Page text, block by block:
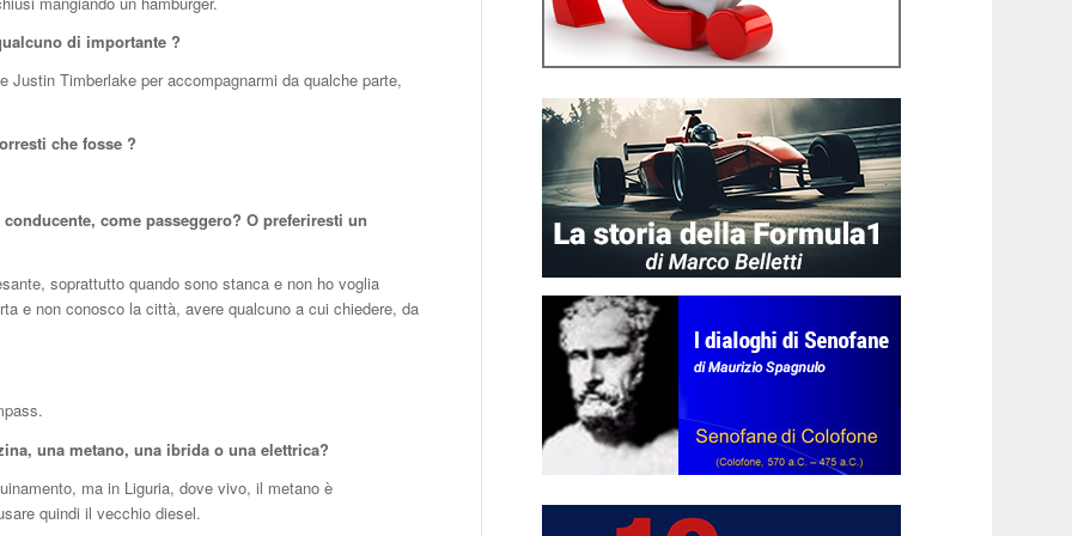
di importante ?
Timberlake per accompagnarmi da qualche parte,
che fosse ?
come passeggero? O preferiresti un
soprattutto quando sono stanca e non ho voglia
e non conosco la città, avere qualcuno a cui chiedere, da
una metano, una ibrida o una elettrica?
ma in Liguria, dove vivo, il metano è
quindi il vecchio diesel.